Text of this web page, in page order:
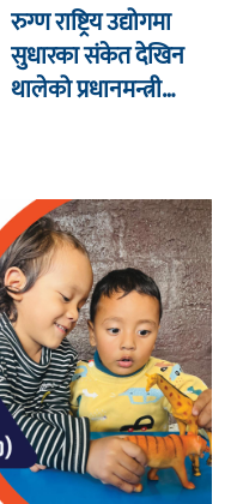
रुग्ण राष्ट्रिय उद्योगमा
सुधारका संकेत देखिन
थालेको प्रधानमन्त्री